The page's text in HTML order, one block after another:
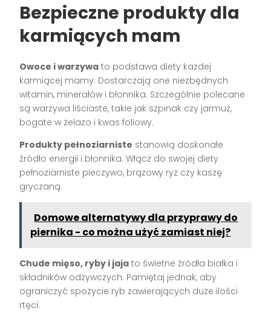
Bezpieczne produkty dla
karmiących mam
Owoce i warzywa to podstawa diety każdej
karmiącej mamy. Dostarczają one niezbędnych
witamin, minerałów i błonnika. Szczególnie polecane
są warzywa liściaste, takie jak szpinak czy jarmuż,
bogate w żelazo i kwas foliowy.
Produkty pełnoziarniste stanowią doskonałe
źródło energii i błonnika. Włącz do swojej diety
pełnoziarniste pieczywo, brązowy ryż czy kaszę
gryczaną.
Domowe alternatywy dla przyprawy do
piernika - co można użyć zamiast niej?
Chude mięso, ryby i jaja to świetne źródła białka i
składników odżywczych. Pamiętaj jednak, aby
ograniczyć spożycie ryb zawierających duże ilości
rtęci.